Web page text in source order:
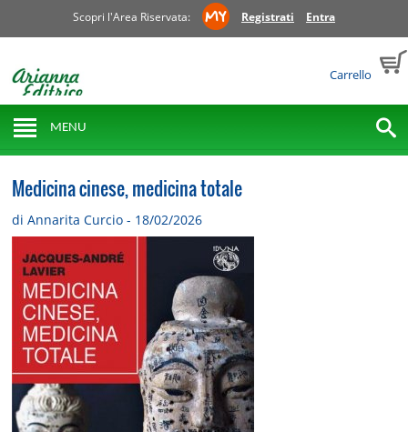
Scopri l'Area Riservata: Registrati Entra
Carrello
MENU
Medicina cinese, medicina totale
di Annarita Curcio - 18/02/2026